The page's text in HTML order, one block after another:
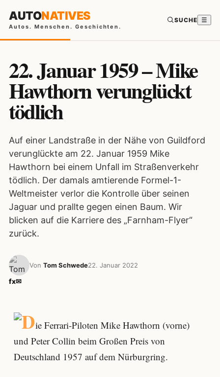
AUTONATIVES
Autos. Menschen. Geschichten.
SUCHE ☰
22. Januar 1959 – Mike
Hawthorn verunglückt
tödlich
Auf einer Landstraße in der Nähe von Guildford
verunglückte am 22. Januar 1959 Mike
Hawthorn bei einem Unfall im Straßenverkehr
tödlich. Der damals amtierende Formel-1-
Weltmeister verlor die Kontrolle über seinen
Jaguar und prallte gegen einen Baum. Wir
blicken auf die Karriere des „Farnham-Flyer“
zurück.
Von Tom Schwede22. Januar 2022
fx✉